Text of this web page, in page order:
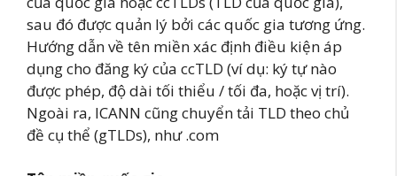
sau đó được quản lý bởi các quốc gia tương ứng.
Hướng dẫn về tên miền xác định điều kiện áp
dụng cho đăng ký của ccTLD (ví dụ: ký tự nào
được phép, độ dài tối thiểu / tối đa, hoặc vị trí).
Ngoài ra, ICANN cũng chuyển tải TLD theo chủ
đề cụ thể (gTLDs), như .com